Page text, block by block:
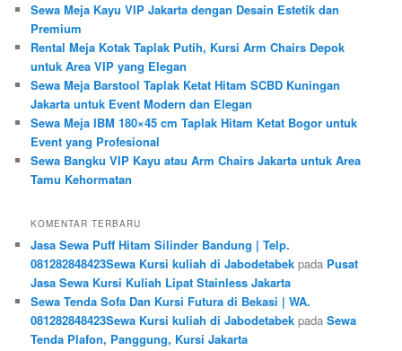
Sewa Meja Kayu VIP Jakarta dengan Desain Estetik dan
Premium
Rental Meja Kotak Taplak Putih, Kursi Arm Chairs Depok
untuk Area VIP yang Elegan
Sewa Meja Barstool Taplak Ketat Hitam SCBD Kuningan
Jakarta untuk Event Modern dan Elegan
Sewa Meja IBM 180×45 cm Taplak Hitam Ketat Bogor untuk
Event yang Profesional
Sewa Bangku VIP Kayu atau Arm Chairs Jakarta untuk Area
Tamu Kehormatan
KOMENTAR TERBARU
Jasa Sewa Puff Hitam Silinder Bandung | Telp.
081282848423Sewa Kursi kuliah di Jabodetabek pada Pusat
Jasa Sewa Kursi Kuliah Lipat Stainless Jakarta
Sewa Tenda Sofa Dan Kursi Futura di Bekasi | WA.
081282848423Sewa Kursi kuliah di Jabodetabek padaSewa
Tenda Plafon, Panggung, Kursi Jakarta